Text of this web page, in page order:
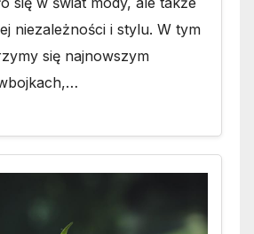
niezależności i stylu. W tym
się najnowszym